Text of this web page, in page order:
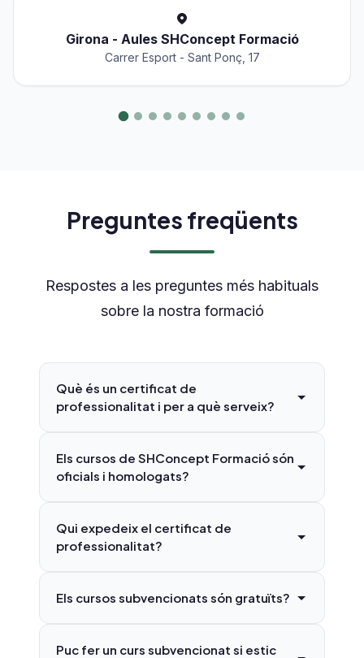
Girona - Aules SHConcept Formació
Carrer Esport - Sant Ponç, 17
Preguntes freqüents
Respostes a les preguntes més habituals
sobre la nostra formació
Què és un certificat de
professionalitat i per a què serveix?
Els cursos de SHConcept Formació són
oficials i homologats?
Qui expedeix el certificat de
professionalitat?
Els cursos subvencionats són gratuïts?
Puc fer un curs subvencionat si estic